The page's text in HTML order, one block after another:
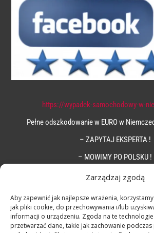
Zarządzaj zgodą
Aby zapewnić jak najlepsze wrażenia,
jak pliki cookie, do przechowywania i/lub
informacji o urządzeniu. Zgoda na te
przetwarzać dane, takie jak zachowanie
https://wypadek-samochodowy-w-
Pełne odszkodowanie w EURO w
– ZAPYTAJ EKSPERTA !
– MOWIMY PO POLSKU !